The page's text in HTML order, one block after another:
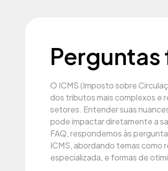
O ICMS (Imposto sobre
dos tributos mais complexos e
setores. Entender suas
pode impactar diretamente a
FAQ, respondemos às
ICMS, abordando temas como
especializada, e formas de